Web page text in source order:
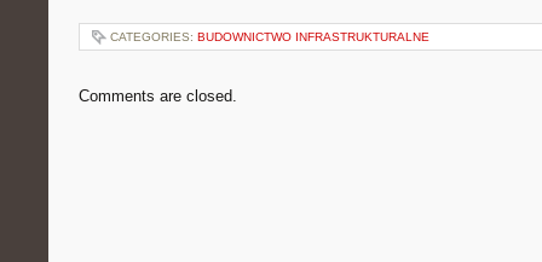
CATEGORIES: BUDOWNICTWO INFRASTRUKTURALNE
Comments are closed.